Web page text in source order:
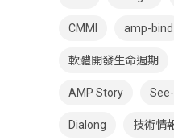
CMMI amp-bind
軟體開發生命週期
AMP Story
Dialong 技術情